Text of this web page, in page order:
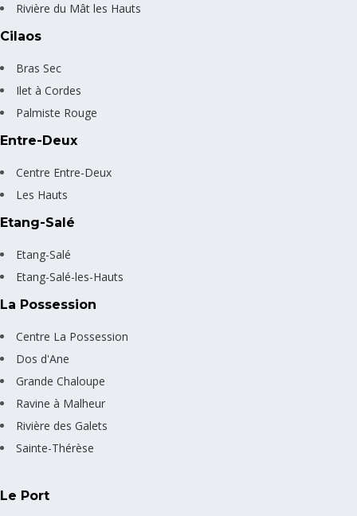
Rivière du Mât les Hauts
Cilaos
Bras Sec
Ilet à Cordes
Palmiste Rouge
Entre-Deux
Centre Entre-Deux
Les Hauts
Etang-Salé
Etang-Salé
Etang-Salé-les-Hauts
La Possession
Centre La Possession
Dos d'Ane
Grande Chaloupe
Ravine à Malheur
Rivière des Galets
Sainte-Thérèse
Le Port